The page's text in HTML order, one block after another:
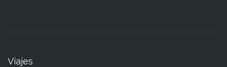
Viajes